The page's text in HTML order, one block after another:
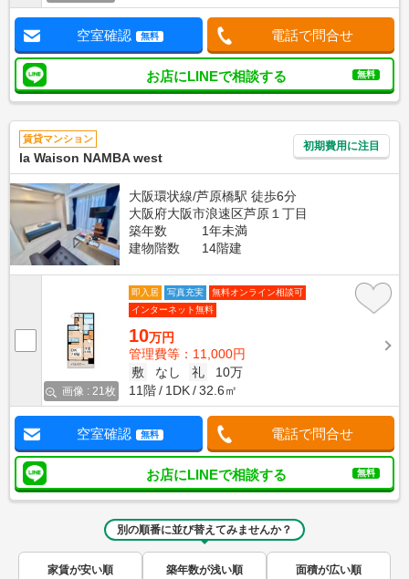
空室確認 無料 電話で問合せ
お店にLINEで相談する 無料
賃貸マンション
la Waison NAMBA west
初期費用に注目
大阪環状線/芦原橋駅 徒歩6分
大阪府大阪市浪速区芦原１丁目
築年数
1年未満
建物階数
14階建
画像 : 21枚
即入居 写真充実
無料オンライン相談可
インターネット無料
10万円
管理費等：11,000円
敷
なし 礼
10万
11階
1DK 32.6㎡
空室確認 無料 電話で問合せ
お店にLINEで相談する 無料
別の順番に並び替えてみませんか？
家賃が安い順 築年数が浅い順 面積が広い順